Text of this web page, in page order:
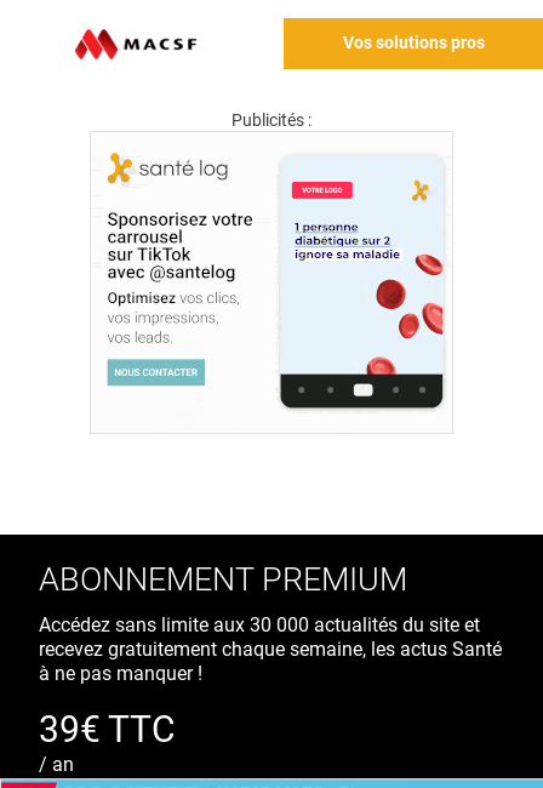
Vos solutions pros
Publicités :
ABONNEMENT PREMIUM
Accédez sans limite aux 30 000 actualités du site et
recevez gratuitement chaque semaine, les actus Santé
à ne pas manquer !
39€ TTC
/ an